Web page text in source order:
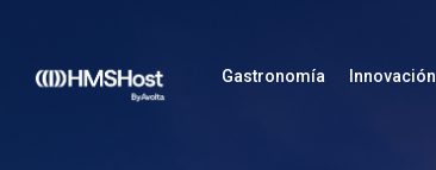
Gastronomía Innovación